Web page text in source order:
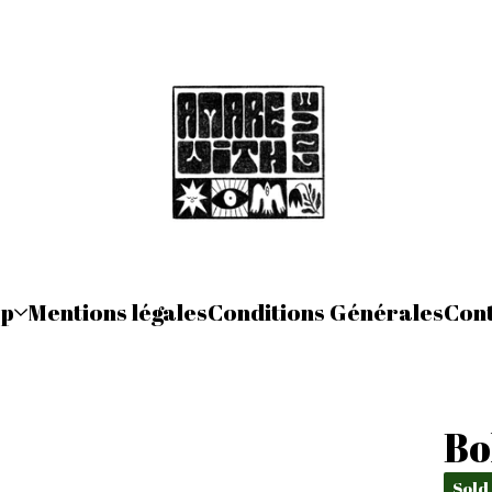
Mentions légalesConditions Générales